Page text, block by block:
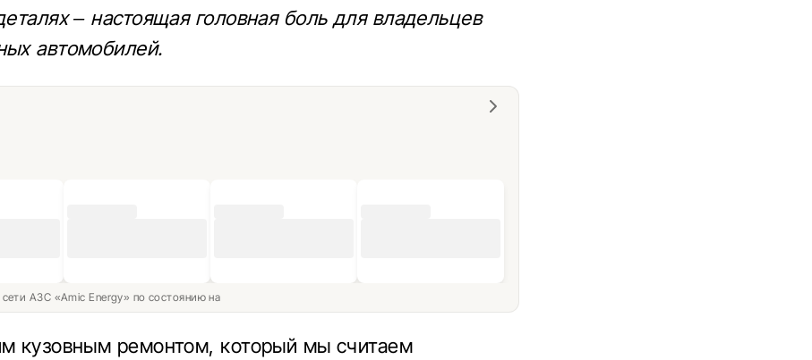
– настоящая головная боль для владельцев
автомобилей.
АЗС «Amic Energy» по состоянию на
кузовным ремонтом, который мы считаем